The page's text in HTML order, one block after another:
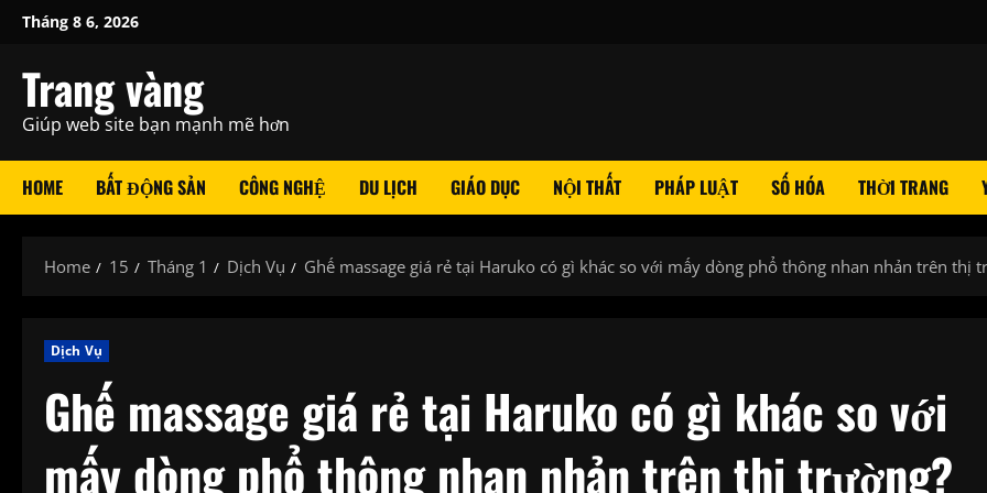
Skip
content
Tháng 8 6, 2026
Trang vàng
Giúp web site bạn mạnh mẽ hơn
HOME BẤT ĐỘNG SẢN CÔNG NGHỆ DU LỊCH GIÁO DỤC NỘI THẤT PHÁP LUẬT SỐ HÓA THỜI TRANG
Home 15 Tháng 1 Dịch Vụ Ghế massage giá rẻ tại Haruko có gì khác so với mấy dòng phổ thông nhan nhản trên thị
Dịch Vụ
Ghế massage giá rẻ tại Haruko có gì khác so với
mấy dòng phổ thông nhan nhản trên thị trường?